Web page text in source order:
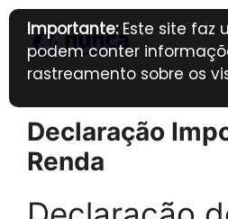
Pular
para
conteúdo
Declaração
Renda
Importante:Este site faz
podem conter
rastreamento sobre os